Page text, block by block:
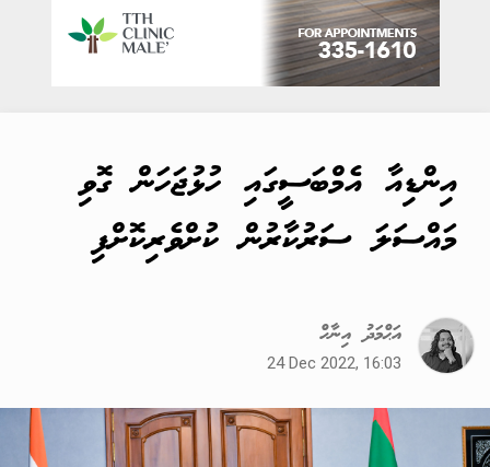
އިންޑިއާ އެމްބަސީގައި ހުޅުޖަހަން ގޮވި
މައްސަލަ ސަރުކާރުން ކުށްވެރިކޮށްފި
އަޙްމަދު އިނާހް
24 Dec 2022, 16:03